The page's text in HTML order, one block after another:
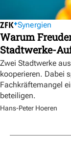
Synergien
Warum
Stadtwerke-
Zwei Stadtwerke
kooperieren. Dabei
Fachkräftemangel
beteiligen.
Hans-Peter Hoeren